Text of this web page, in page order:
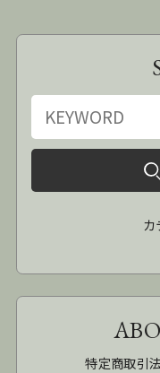
カ
特定商取引